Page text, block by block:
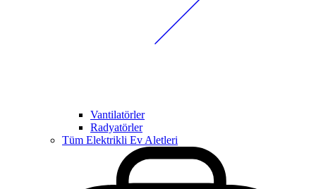
Vantilatörler
Radyatörler
Tüm Elektrikli Ev Aletleri